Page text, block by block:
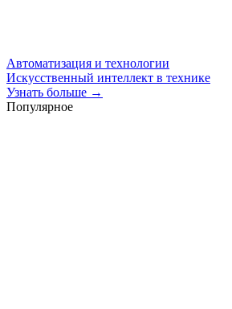
Автоматизация и технологии
Искусственный интеллект в технике
Узнать больше →
Популярное